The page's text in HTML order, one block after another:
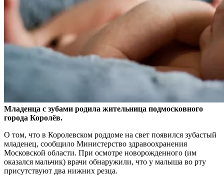
Младенца с зубами родила жительница подмосковного
города Королёв.
О том, что в Королевском роддоме на свет появился зубастый
младенец, сообщило Министерство здравоохранения
Московской области. При осмотре новорожденного (им
оказался мальчик) врачи обнаружили, что у малыша во рту
присутствуют два нижних резца.